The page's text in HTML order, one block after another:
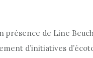
présence de Line
d’initiatives